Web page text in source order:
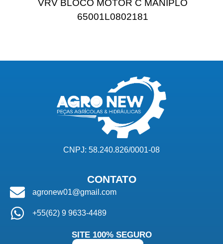
VRV BLOCO MOTOR C MANIPLO
65001L0802181
CNPJ: 58.240.826/0001-08
CONTATO
agronew01@gmail.com
+55(62) 9 9633-4489
SITE 100% SEGURO